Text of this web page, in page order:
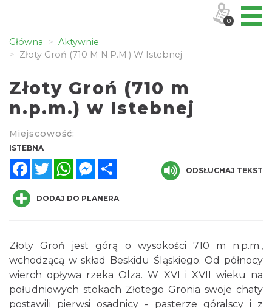
Główna
Aktywnie
Złoty Groń (710 M N.p.m.) W Istebnej
Złoty Groń (710 m
n.p.m.) w Istebnej
Miejscowość:
ISTEBNA
FacebookTwitterWhatsAppMessenger
ODSŁUCHAJ TEKST
DODAJ DO PLANERA
Złoty Groń jest górą o wysokości 710 m n.p.m.,
wchodzącą w skład Beskidu Śląskiego. Od północy
wierch opływa rzeka Olza. W XVI i XVII wieku na
południowych stokach Złotego Gronia swoje chaty
postawili pierwsi osadnicy - pasterze góralscy i z
0